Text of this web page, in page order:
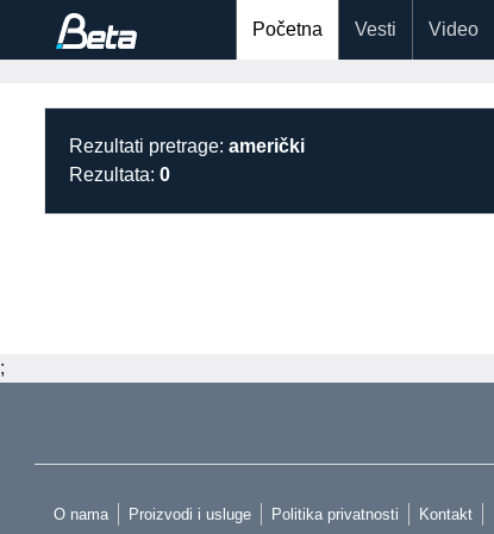
Početna Vesti Video
Rezultati pretrage: američki
Rezultata: 0
;
O nama Proizvodi i usluge Politika privatnosti Kontakt